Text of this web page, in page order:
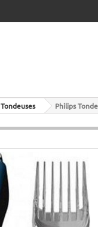
Tondeuses Philips